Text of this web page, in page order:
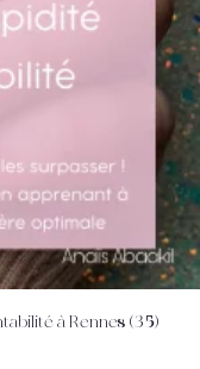
DÉTAILS
à Rennes (35)